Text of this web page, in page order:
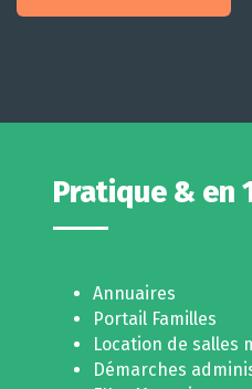
Pratique & en
Annuaires
Portail Familles
Location de salles
Démarches